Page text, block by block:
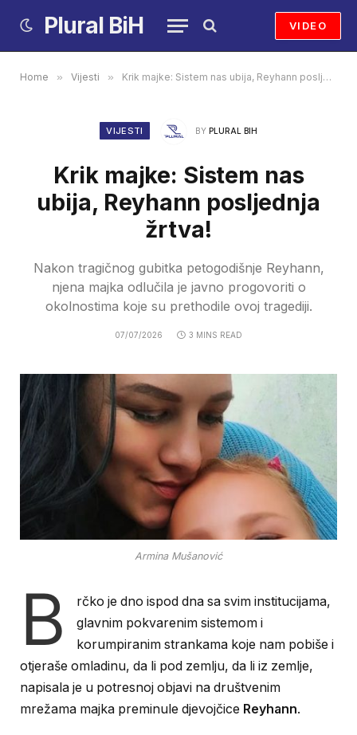
Plural BiH VIDEO
Home » Vijesti » Krik majke: Sistem nas ubija, Reyhann posljednja žrtva!
VIJESTI BY PLURAL BIH
Krik majke: Sistem nas
ubija, Reyhann posljednja
žrtva!
Nakon tragičnog gubitka petogodišnje Reyhann,
njena majka odlučila je javno progovoriti o
okolnostima koje su prethodile ovoj tragediji.
07/07/2026 3 MINS READ
Armina Mušanović
B
rčko je dno ispod dna sa svim institucijama,
glavnim pokvarenim sistemom i
korumpiranim strankama koje nam pobiše i
otjeraše omladinu, da li pod zemlju, da li iz zemlje,
napisala je u potresnoj objavi na društvenim
mrežama majka preminule djevojčice Reyhann.